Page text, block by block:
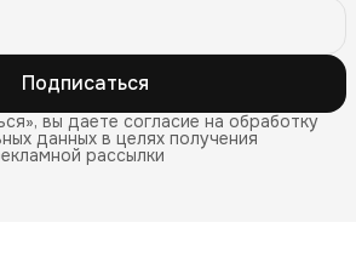
Подписаться
вы даете согласие на обработку
данных в целях получения
рассылки